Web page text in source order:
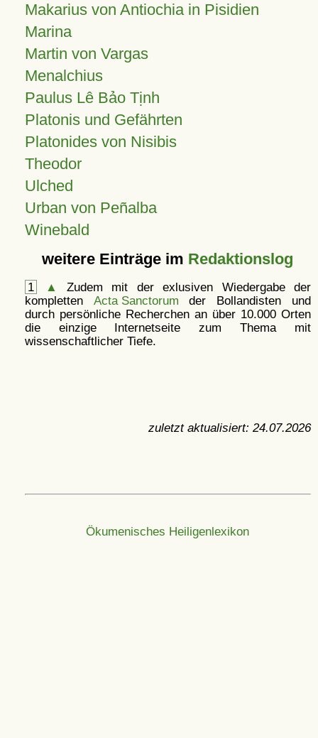
Makarius von Antiochia in Pisidien
Marina
Martin von Vargas
Menalchius
Paulus Lê Bảo Tịnh
Platonis und Gefährten
Platonides von Nisibis
Theodor
Ulched
Urban von Peñalba
Winebald
weitere Einträge im Redaktionslog
1 ▲
Zudem mit der exlusiven Wiedergabe der
kompletten Acta Sanctorum der Bollandisten und
durch persönliche Recherchen an über 10.000 Orten
die einzige Internetseite zum Thema mit
wissenschaftlicher Tiefe.
zuletzt aktualisiert: 24.07.2026
Ökumenisches Heiligenlexikon